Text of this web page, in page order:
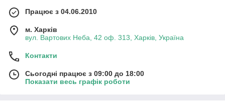
Працює з 04.06.2010
м. Харків
вул. Вартових Неба, 42 оф. 313, Харків, Україна
Контакти
Сьогодні працює з 09:00 до 18:00
Показати весь графік роботи